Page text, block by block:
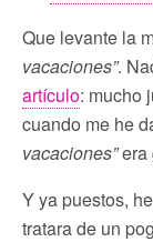
Que levante la
vacaciones”.
artículo: mucho
cuando me he
vacaciones”era
Y ya puestos,
tratara de un